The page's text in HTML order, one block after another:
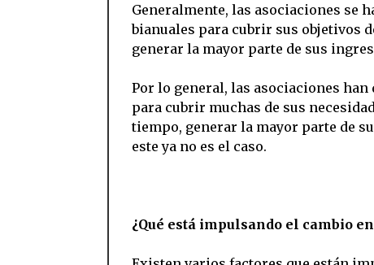
Generalmente, las asociaciones se
bianuales para cubrir sus objetivos
generar la mayor parte de sus
Por lo general, las asociaciones
para cubrir muchas de sus
tiempo, generar la mayor parte de
este ya no es el caso.
¿Qué está impulsando el cambio